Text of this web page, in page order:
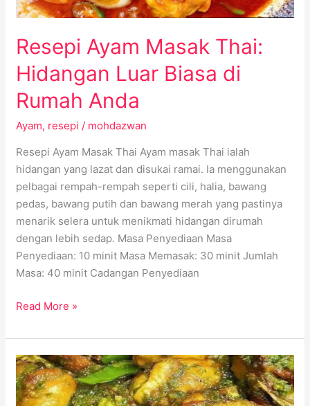
Resepi Ayam Masak Thai:
Hidangan Luar Biasa di
Rumah Anda
Ayam, resepi / mohdazwan
Resepi Ayam Masak Thai Ayam masak Thai ialah
hidangan yang lazat dan disukai ramai. Ia menggunakan
pelbagai rempah-rempah seperti cili, halia, bawang
pedas, bawang putih dan bawang merah yang pastinya
menarik selera untuk menikmati hidangan dirumah
dengan lebih sedap. Masa Penyediaan Masa
Penyediaan: 10 minit Masa Memasak: 30 minit Jumlah
Masa: 40 minit Cadangan Penyediaan
Rumah
Read More »
Resepi
Ayam
Masak